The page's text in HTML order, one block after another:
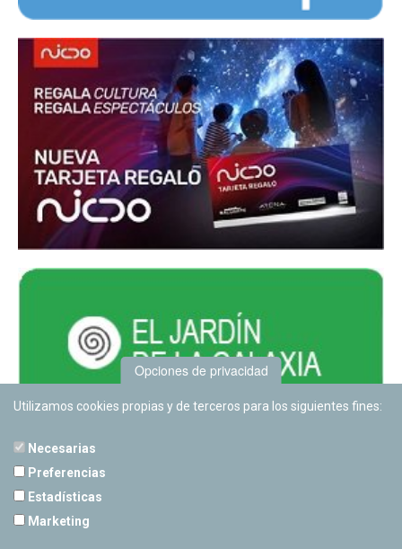
Opciones de privacidad
Utilizamos cookies propias y de terceros para los siguientes fines:
Necesarias
Preferencias
Estadísticas
Marketing